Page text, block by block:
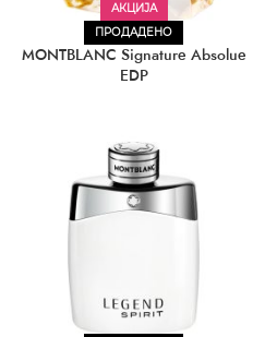
АКЦИЈА
ПРОДАДЕНО
MONTBLANC Signature Absolue
EDP